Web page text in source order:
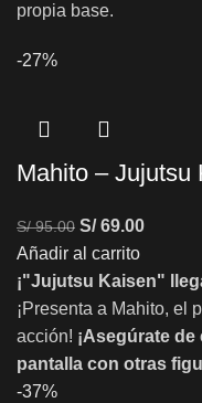
propia base.
-27%
Mahito – Jujutsu
S/95.00 S/69.00
Añadir al carrito
¡"Jujutsu Kaisen"
¡Presenta a Mahito, el
acción! ¡Asegúrate
pantalla con otras
-37%